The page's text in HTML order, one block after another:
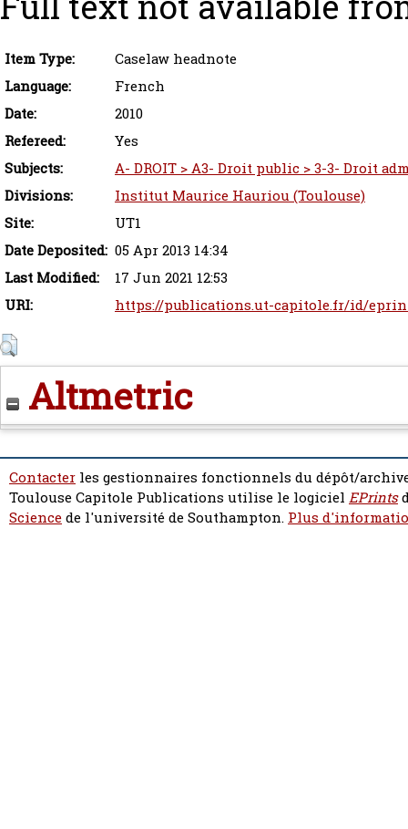
Item Type:
Caselaw headnote
Language:
French
Date:
2010
Refereed:
Yes
Subjects:
A- DROIT > A3- Droit public > 3-3- Droit
Divisions:
Institut Maurice Hauriou (Toulouse)
Site:
UT1
Date Deposited: 05 Apr 2013 14:34
Last Modified:
17 Jun 2021 12:53
URI:
https://publications.ut-capitole.fr/id/
Altmetric
Contacter les gestionnaires fonctionnels du dépôt/
Toulouse Capitole Publications utilise le logiciel EPrints
Sciencede l'université de Southampton. Plus